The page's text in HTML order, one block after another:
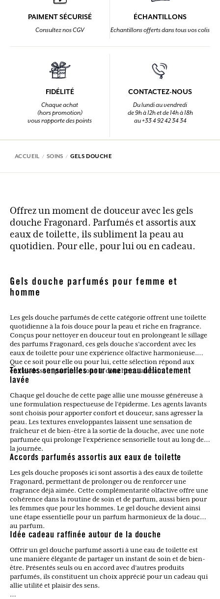
PAIMENT SÉCURISÉ
Consultez nos CGV
ÉCHANTILLONS
Echantillons offerts dans tous vos colis
FIDÉLITÉ
Chaque achat
(hors promotion)
vous rapporte des points
CONTACTEZ-NOUS
Du lundi au vendredi
de 9h à 12h et de 14h à 18h
au +33 4 92 42 34 34
ACCUEIL SOINS GELS DOUCHE
Offrez un moment de douceur avec les gels
douche Fragonard. Parfumés et assortis aux
eaux de toilette, ils subliment la peau au
quotidien. Pour elle, pour lui ou en cadeau.
Gels douche parfumés pour femme et
homme
Les gels douche parfumés de cette catégorie offrent une toilette
quotidienne à la fois douce pour la peau et riche en fragrance.
Conçus pour nettoyer en douceur tout en prolongeant le sillage
des parfums Fragonard, ces gels douche s’accordent avec les
eaux de toilette pour une expérience olfactive harmonieuse.
Que ce soit pour elle ou pour lui, cette sélection répond aux
envies de soin parfumé sous la douche ou au bain.
Textures sensorielles pour une peau délicatement
lavée
Chaque gel douche de cette page allie une mousse généreuse à
une formulation respectueuse de l’épiderme. Les agents lavants
sont choisis pour apporter confort et douceur, sans agresser la
peau. Les textures enveloppantes laissent une sensation de
fraîcheur et de bien-être à la sortie de la douche, avec une note
parfumée qui prolonge l’expérience sensorielle tout au long de
la journée.
Accords parfumés assortis aux eaux de toilette
Les gels douche proposés ici sont assortis à des eaux de toilette
Fragonard, permettant de prolonger ou de renforcer une
fragrance déjà aimée. Cette complémentarité olfactive offre une
cohérence dans la routine de soin et de parfum, aussi bien pour
les femmes que pour les hommes. Le gel douche devient ainsi
une étape essentielle pour un parfum harmonieux de la douche
au parfum.
Idée cadeau raffinée autour de la douche
Offrir un gel douche parfumé assorti à une eau de toilette est
une manière élégante de partager un instant de soin et de bien-
être. Présentés seuls ou en accord avec d’autres produits
parfumés, ils constituent un choix apprécié pour un cadeau qui
allie utilité et plaisir des sens.